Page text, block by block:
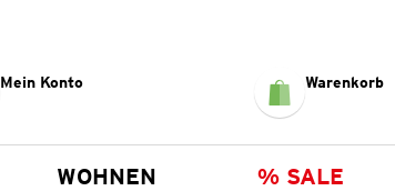
Mein Konto Warenkorb
WOHNEN % SALE